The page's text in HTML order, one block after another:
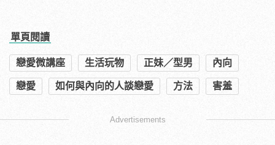
單頁閱讀
戀愛微講座 生活玩物 正妹／型男 內向
戀愛 如何與內向的人談戀愛 方法 害羞
Advertisements